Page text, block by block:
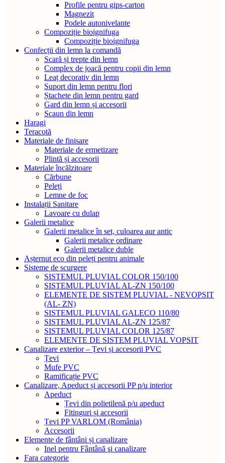
Profile pentru gips-carton
Magnezit
Podele autonivelante
Compoziție bioignifuga
Compoziție bioignifuga
Confecții din lemn la comandă
Scară și trepte din lemn
Complex de joacă pentru copii din lemn
Leaț decorativ din lemn
Suport din lemn pentru flori
Ștachete din lemn pentru gard
Gard din lemn și accesorii
Scaun din lemn
Haragi
Teracotă
Materiale de finisare
Materiale de ermetizare
Plintă și accesorii
Materiale încălzitoare
Cărbune
Peleți
Lemne de foc
Instalații Sanitare
Lavoare cu dulap
Galerii metalice
Galerii metalice în set, culoarea aur antic
Galerii metalice ordinare
Galerii metalice duble
Așternut eco din peleți pentru animale
Sisteme de scurgere
SISTEMUL PLUVIAL COLOR 150/100
SISTEMUL PLUVIAL AL-ZN 150/100
ELEMENTE DE SISTEM PLUVIAL - NEVOPSIT
(AL- ZN)
SISTEMUL PLUVIAL GALECO 110/80
SISTEMUL PLUVIAL AL-ZN 125/87
SISTEMUL PLUVIAL COLOR 125/87
ELEMENTE DE SISTEM PLUVIAL VOPSIT
Canalizare exterior – Țevi și accesorii PVC
Țevi
Mufe PVC
Ramificație PVC
Canalizare, Apeduct și accesorii PP p/u interior
Apeduct
Țevi din polietilenă p/u apeduct
Fitinguri și accesorii
Țevi PP VARLOM (România)
Accesorii
Elemente de fântâni și canalizare
Inel pentru Fântână şi canalizare
Fara categorie